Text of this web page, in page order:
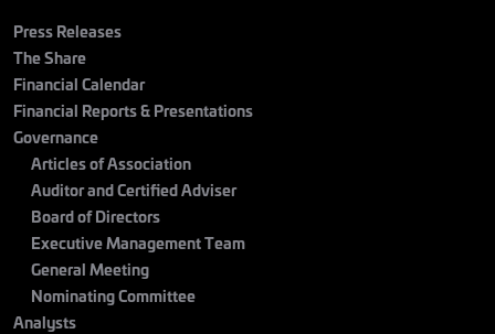
Press Releases
The Share
Financial Calendar
Financial Reports & Presentations
Governance
Articles of Association
Auditor and Certified Adviser
Board of Directors
Executive Management Team
General Meeting
Nominating Committee
Analysts